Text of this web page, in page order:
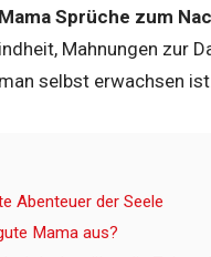
Mama Sprüche zum
Mahnungen zur
selbst erwachsen ist.
Abenteuer der Seele
Mama aus?